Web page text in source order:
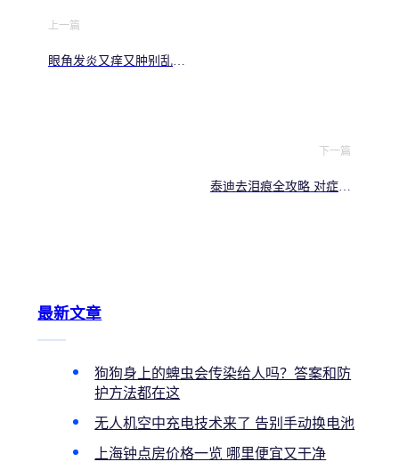
上一篇
眼角发炎又痒又肿别乱揉
下一篇
泰迪去泪痕全攻略 对症下
最新文章
狗狗身上的蜱虫会传染给人吗？答案和防
护方法都在这
无人机空中充电技术来了 告别手动换电池
上海钟点房价格一览 哪里便宜又干净